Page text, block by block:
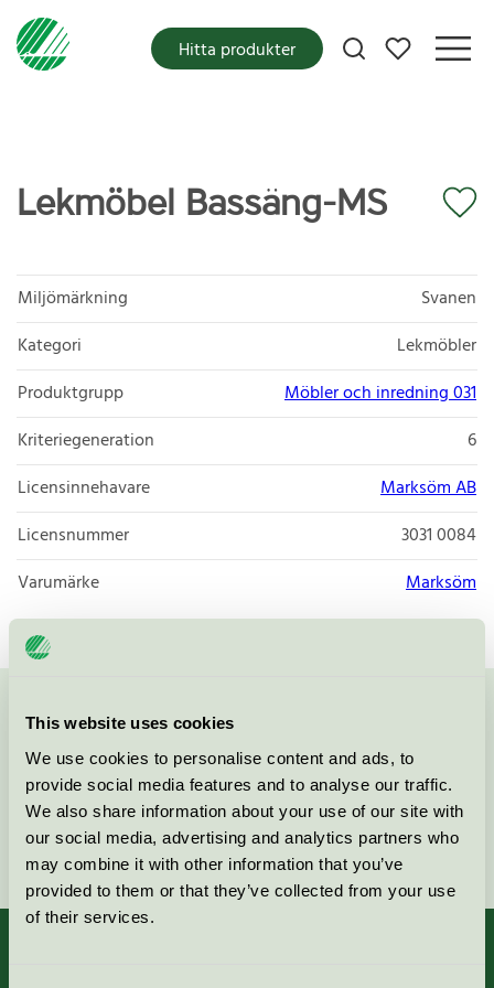
This website uses cookies
We use cookies to personalise content and ads, to
provide social media features and to analyse our traffic.
We also share information about your use of our site with
our social media, advertising and analytics partners who
may combine it with other information that you’ve
provided to them or that they’ve collected from your use
of their services.
Mina favoriter
Hitta produkter
Lekmöbel Bassäng-MS
Miljömärkning
Svanen
Kategori
Lekmöbler
Produktgrupp
Möbler och inredning 031
Kriteriegeneration
6
Licensinnehavare
Marksöm AB
Licensnummer
3031 0084
Varumärke
Marksöm
Kontakta oss på08-55 55 24 00
Fortsätt